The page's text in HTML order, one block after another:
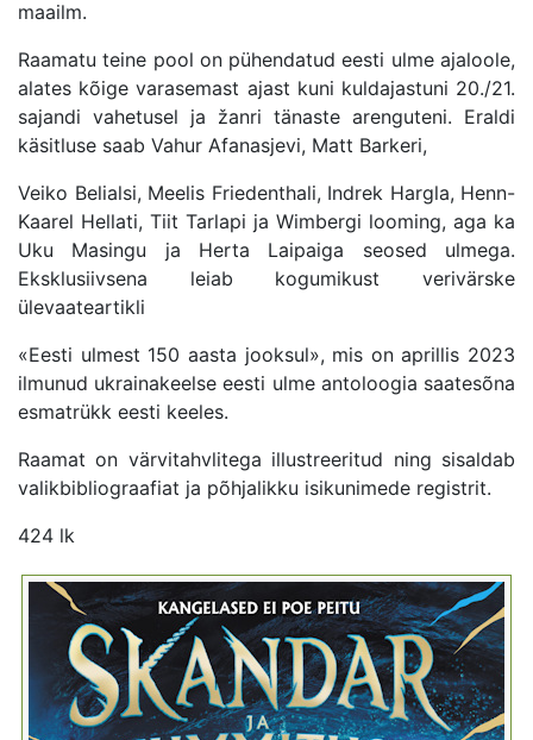
maailm.
Raamatu teine pool on pühendatud eesti ulme ajaloole,
alates kõige varasemast ajast kuni kuldajastuni 20./21.
sajandi vahetusel ja žanri tänaste arenguteni. Eraldi
käsitluse saab Vahur Afanasjevi, Matt Barkeri,
Veiko Belialsi, Meelis Friedenthali, Indrek Hargla, Henn-
Kaarel Hellati, Tiit Tarlapi ja Wimbergi looming, aga ka
Uku Masingu ja Herta Laipaiga seosed ulmega.
Eksklusiivsena leiab kogumikust verivärske
ülevaateartikli
«Eesti ulmest 150 aasta jooksul», mis on aprillis 2023
ilmunud ukrainakeelse eesti ulme antoloogia saatesõna
esmatrükk eesti keeles.
Raamat on värvitahvlitega illustreeritud ning sisaldab
valikbibliograafiat ja põhjalikku isikunimede registrit.
424 lk